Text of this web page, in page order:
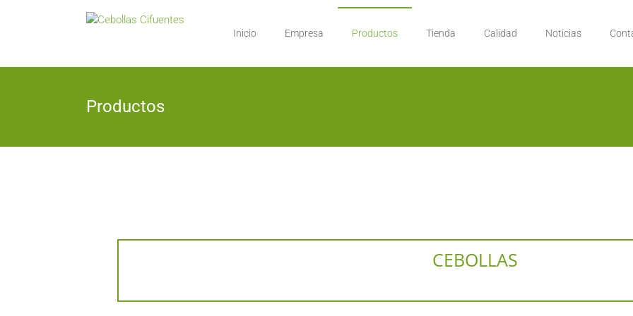
Inicio Empresa Productos Tienda Calidad Noticias
Productos
CEBOLLAS